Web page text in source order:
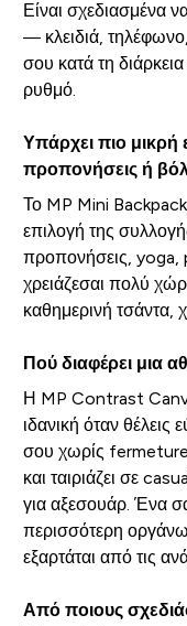
Είναι σχεδιασμένα
— κλειδιά,
σου κατά τη
ρυθμό.
Υπάρχει πιο μικρή
προπονήσεις ή
Το MP Mini
επιλογή της
προπονήσεις, yoga,
χρειάζεσαι πολύ
καθημερινή τσάντα,
Πού διαφέρει μια
Η MP Contrast
ιδανική όταν
σου χωρίς fermetures
και ταιριάζει σε
για αξεσουάρ. Ένα
περισσότερη
εξαρτάται από τις
Από ποιους